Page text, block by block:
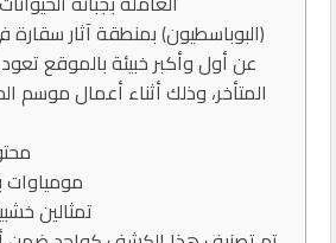
(البوباسطيون) بمنطقة آثار
عن أول وأكبر خبيئة بالموقع
المتأخر، وذلك أثناء أعمال موسم
مومياوات
تمثالين